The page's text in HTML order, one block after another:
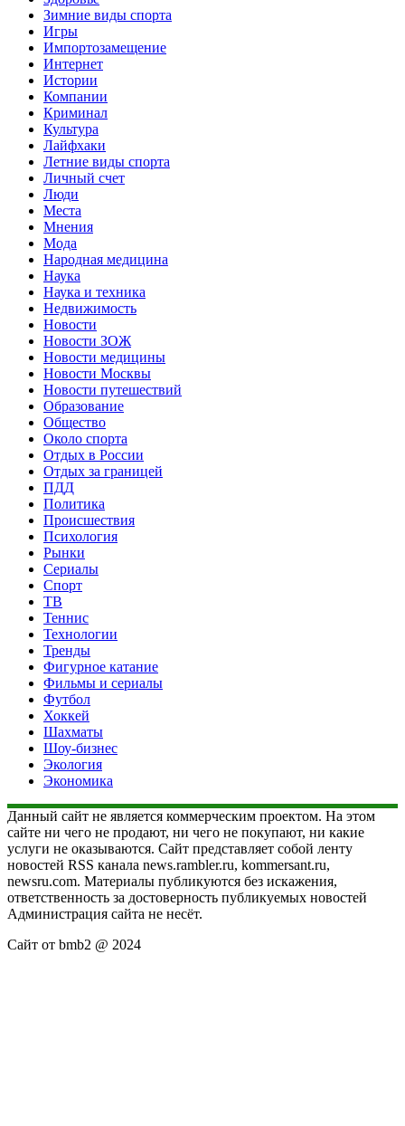
Зимние виды спорта
Игры
Импортозамещение
Интернет
Истории
Компании
Криминал
Культура
Лайфхаки
Летние виды спорта
Личный счет
Люди
Места
Мнения
Мода
Народная медицина
Наука
Наука и техника
Недвижимость
Новости
Новости ЗОЖ
Новости медицины
Новости Москвы
Новости путешествий
Образование
Общество
Около спорта
Отдых в России
Отдых за границей
ПДД
Политика
Происшествия
Психология
Рынки
Сериалы
Спорт
ТВ
Теннис
Технологии
Тренды
Фигурное катание
Фильмы и сериалы
Футбол
Хоккей
Шахматы
Шоу-бизнес
Экология
Экономика
Данный сайт не является коммерческим проектом. На этом
сайте ни чего не продают, ни чего не покупают, ни какие
услуги не оказываются. Сайт представляет собой ленту
новостей RSS канала news.rambler.ru, kommersant.ru,
newsru.com. Материалы публикуются без искажения,
ответственность за достоверность публикуемых новостей
Администрация сайта не несёт.
Сайт от bmb2 @ 2024